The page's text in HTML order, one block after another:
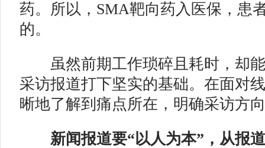
药。所以，SMA靶向药入医保，患
的。
虽然前期工作琐碎且耗时，却能
采访报道打下坚实的基础。在面对
晰地了解到痛点所在，明确采访方
新闻报道要“以人为本”，从报道